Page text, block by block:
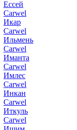
Ессей
Carwel
Икар
Carwel
Ильмень
Carwel
Иманта
Carwel
Имлес
Carwel
Инкан
Carwel
Иткуль
Carwel